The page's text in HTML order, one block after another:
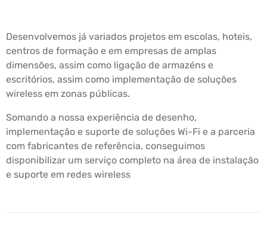
Desenvolvemos já variados projetos em escolas, hoteis,
centros de formação e em empresas de amplas
dimensões, assim como ligação de armazéns e
escritórios, assim como implementação de soluções
wireless em zonas públicas.
Somando a nossa experiência de desenho,
implementação e suporte de soluções Wi-Fi e a parceria
com fabricantes de referência, conseguimos
disponibilizar um serviço completo na área de instalação
e suporte em redes wireless